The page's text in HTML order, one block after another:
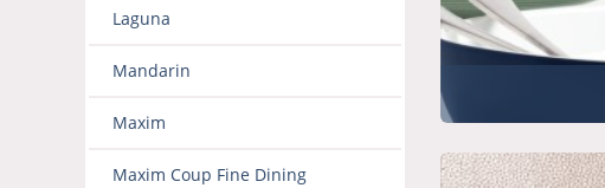
Laguna
Mandarin
Maxim
Maxim Coup Fine Dining